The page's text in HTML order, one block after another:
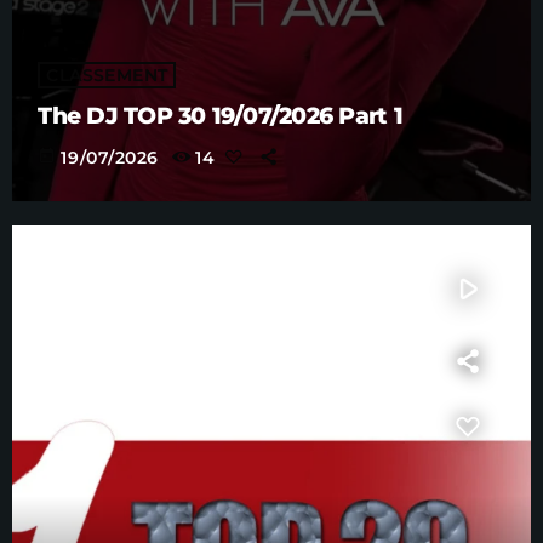
CLASSEMENT
The DJ TOP 30 19/07/2026 Part 1
19/07/2026 14
play_arrow